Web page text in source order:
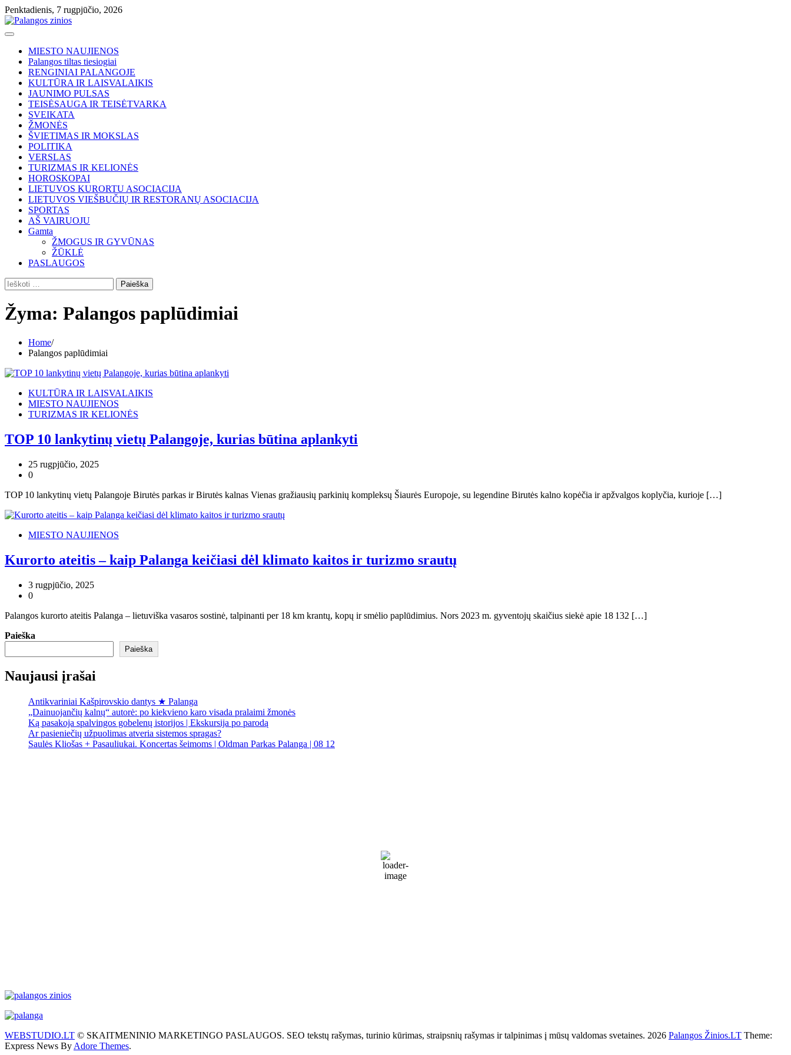
Skip
to
content
Penktadienis, 7 rugpjūčio, 2026
MIESTO NAUJIENOS
Palangos tiltas tiesiogiai
RENGINIAI PALANGOJE
KULTŪRA IR LAISVALAIKIS
JAUNIMO PULSAS
TEISĖSAUGA IR TEISĖTVARKA
SVEIKATA
ŽMONĖS
ŠVIETIMAS IR MOKSLAS
POLITIKA
VERSLAS
TURIZMAS IR KELIONĖS
HOROSKOPAI
LIETUVOS KURORTU ASOCIACIJA
LIETUVOS VIEŠBUČIŲ IR RESTORANŲ ASOCIACIJA
SPORTAS
AŠ VAIRUOJU
Gamta
ŽMOGUS IR GYVŪNAS
ŽŪKLĖ
PASLAUGOS
Ieškoti:
Žyma: Palangos paplūdimiai
Home
Palangos paplūdimiai
KULTŪRA IR LAISVALAIKIS
MIESTO NAUJIENOS
TURIZMAS IR KELIONĖS
TOP 10 lankytinų vietų Palangoje, kurias būtina aplankyti
25 rugpjūčio, 2025
0
TOP 10 lankytinų vietų Palangoje Birutės parkas ir Birutės kalnas Vienas gražiausių parkinių kompleksų Šiaurės Europoje, su legendine Birutės kalno kopėčia ir apžvalgos koplyčia, kurioje […]
MIESTO NAUJIENOS
Kurorto ateitis – kaip Palanga keičiasi dėl klimato kaitos ir turizmo srautų
3 rugpjūčio, 2025
0
Palangos kurorto ateitis Palanga – lietuviška vasaros sostinė, talpinanti per 18 km krantų, kopų ir smėlio paplūdimius. Nors 2023 m. gyventojų skaičius siekė apie 18 132 […]
Paieška
Paieška
Naujausi įrašai
Antikvariniai Kašpirovskio dantys ★ Palanga
„Dainuojančių kalnų“ autorė: po kiekvieno karo visada pralaimi žmonės
Ką pasakoja spalvingos gobelenų istorijos | Ekskursija po parodą
Ar pasieniečių užpuolimas atveria sistemos spragas?
Saulės Kliošas + Pasauliukai. Koncertas šeimoms | Oldman Parkas Palanga | 08 12
74 %
1014 mb
WEBSTUDIO.LT © SKAITMENINIO MARKETINGO PASLAUGOS. SEO tekstų rašymas, turinio kūrimas, straipsnių rašymas ir talpinimas į mūsų valdomas svetaines. 2026 Palangos Žinios.LT Theme:
Express News By Adore Themes.